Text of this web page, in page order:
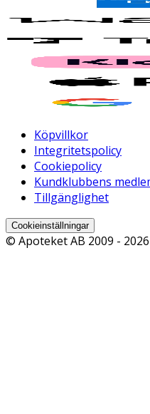
Köpvillkor
Integritetspolicy
Cookiepolicy
Kundklubbens
Tillgänglighet
Cookieinställningar
© Apoteket AB 2009 -